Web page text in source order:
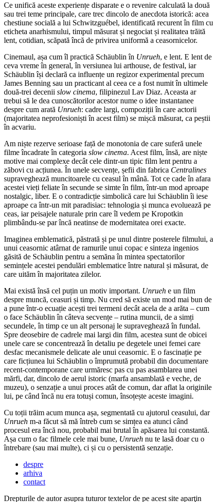
Ce unifică aceste experiențe disparate e o revenire calculată la două
sau trei teme principale, care trec dincolo de anecdota istorică: acea
chestiune socială a lui Schwitzguébel, identificată recurent în film cu
eticheta anarhismului, timpul măsurat și negociat și realitatea trăită
lent, cotidian, scăpată încă de privirea uniformă a ceasornicelor.
Cinemaul, așa cum îl practică Schäublin în Unrueh, e lent. E lent de
ceva vreme în general, în versiunea lui arthouse, de festival, iar
Schäublin își declară ca influențe un regizor experimental precum
James Benning sau un practicant al ceea ce a fost numit în ultimele
două-trei decenii slow cinema, filipinezul Lav Diaz. Aceasta ar
trebui să le dea cunoscătorilor acestor nume o idee instantanee
despre cum arată Unrueh: cadre largi, compoziții în care actorii
(majoritatea neprofesioniști în acest film) se mișcă măsurat, ca peștii
în acvariu.
Am niște rezerve serioase față de monotonia de care suferă unele
filme încadrate în categoria slow cinema. Acest film, însă, are niște
motive mai complexe decât cele dintr-un tipic film lent pentru a
zăbovi cu acțiunea. În unele secvențe, șefii din fabrica Centralines
supraveghează muncitoarele cu ceasul în mână. Tot ce cade în afara
acestei vieți feliate în secunde se simte în film, într-un mod aproape
nostalgic, liber. E o contradicție simbolică care lui Schäublin îi iese
aproape ca într-un mit paradisiac: tehnologia și munca evoluează pe
ceas, iar peisajele naturale prin care îl vedem pe Kropotkin
plimbându-se par încă neatinse de modernitatea orei exacte.
Imaginea emblematică, păstrată și pe unul dintre posterele filmului, a
unui ceasornic atârnat de ramurile unui copac e sinteza ingenios
găsită de Schäublin pentru a semăna în mintea spectatorilor
semințele acestei pendulări emblematice între natural și măsurat, de
care uităm în majoritatea zilelor.
Mai există însă cel puțin un motiv important. Unrueh e un film
despre muncă, ceasuri și timp. Nu cred să existe un mod mai bun de
a pune într-o ecuație acești trei termeni decât acela de a arăta – cum
o face Schäublin în câteva secvențe – rutina muncii, de a simți
secundele, în timp ce un alt personaj le supraveghează în fundal.
Spre deosebire de cadrele mai largi din film, acestea sunt de obicei
unele care se concentrează în detaliu pe degetele unei femei care
desfac mecanismele delicate ale unui ceasornic. E o fascinație pe
care ficțiunea lui Schäublin o împrumută probabil din documentare
recent-contemporane care urmăresc pas cu pas asamblarea unei
mărfi, dar, dincolo de aerul istoric (marfa ansamblată e veche, de
muzeu), o senzație a unui proces atât de comun, dar aflat la originile
lui, pe când încă nu era totuși comun, însoțește aceste imagini.
Cu toții trăim acum munca așa, segmentată cu ajutorul ceasului, dar
Unrueh m-a făcut să mă întreb cum se simțea ea atunci când
procesul era încă nou, probabil mai brutal în apăsarea lui constantă.
Așa cum o fac filmele cele mai bune, Unrueh nu te lasă doar cu o
întrebare (sau mai multe), ci și cu o persistentă senzație.
despre
arhiva
contact
Drepturile de autor asupra tuturor textelor de pe acest site aparţin